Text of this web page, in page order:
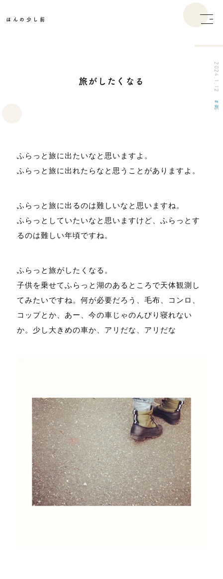
ほんの少し前
旅がしたくなる 2024.1.12
旅
ふらっと旅に出たいなと思いますよ。
ふらっと旅に出れたらなと思うことがありますよ。
ふらっと旅に出るのは難しいなと思いますね。
ふらっとしていたいなと思いますけど、ふらっとす
るのは難しい年頃ですね。
ふらっと旅がしたくなる。
子供を乗せてふらっと湖のあるところで天体観測し
てみたいですね。何が必要だろう、毛布、コンロ、
コップとか、あー、今の車じゃのんびり寝れない
か。少し大きめの車か、アリだな、アリだな